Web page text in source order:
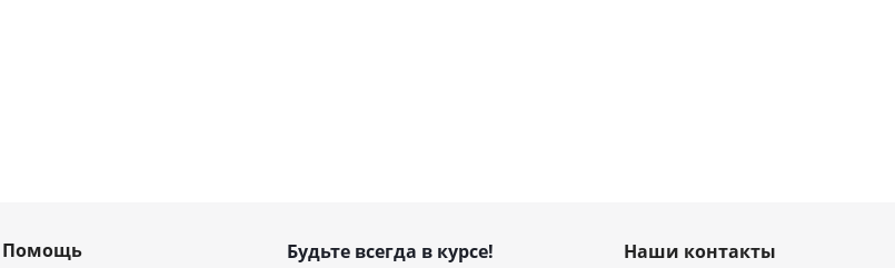
Помощь Будьте всегда в курсе! Наши контакты